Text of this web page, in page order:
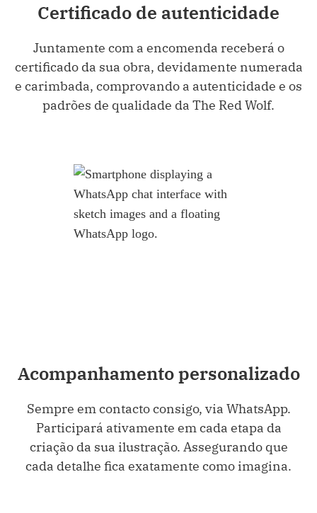
Certificado de autenticidade
Juntamente com a encomenda receberá o
certificado da sua obra, devidamente numerada
e carimbada, comprovando a autenticidade e os
padrões de qualidade da The Red Wolf.
Acompanhamento personalizado
Sempre em contacto consigo, via WhatsApp.
Participará ativamente em cada etapa da
criação da sua ilustração. Assegurando que
cada detalhe fica exatamente como imagina.